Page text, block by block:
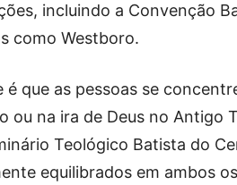
incluindo a Convenção
como Westboro.
é que as pessoas se
ou na ira de Deus no Antigo
Teológico Batista do
equilibrados em ambos